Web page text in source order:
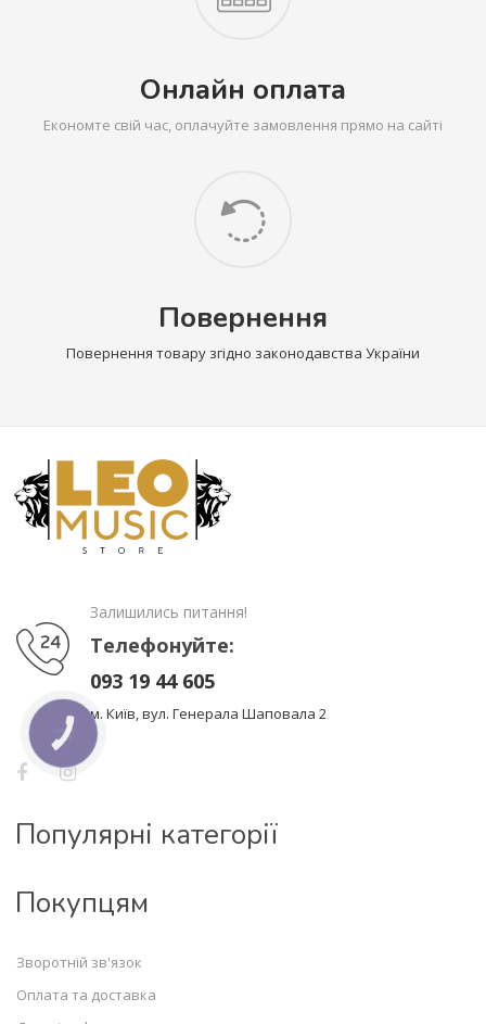
Онлайн оплата
Економте свій час, оплачуйте замовлення прямо на сайті
Повернення
Повернення товару згідно законодавства України
Залишились питання!
Телефонуйте:
093 19 44 605
м. Київ, вул. Генерала Шаповала 2
Популярні категорії
Покупцям
Зворотній зв'язок
Оплата та доставка
КНОПКА
ЗВ'ЯЗКУ